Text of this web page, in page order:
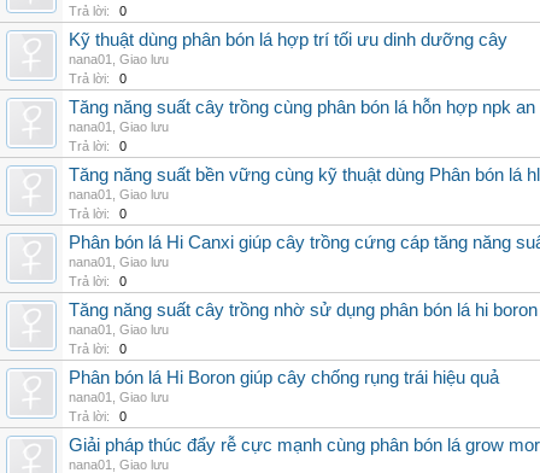
Trả lời:
0
Kỹ thuật dùng phân bón lá hợp trí tối ưu dinh dưỡng cây
nana01
Giao lưu
Trả lời:
0
Tăng năng suất cây trồng cùng phân bón lá hỗn hợp npk an
nana01
Giao lưu
Trả lời:
0
Tăng năng suất bền vững cùng kỹ thuật dùng Phân bón lá
nana01
Giao lưu
Trả lời:
0
Phân bón lá Hi Canxi giúp cây trồng cứng cáp tăng năng
nana01
Giao lưu
Trả lời:
0
Tăng năng suất cây trồng nhờ sử dụng phân bón lá hi
nana01
Giao lưu
Trả lời:
0
Phân bón lá Hi Boron giúp cây chống rụng trái hiệu quả
nana01
Giao lưu
Trả lời:
0
Giải pháp thúc đẩy rễ cực mạnh cùng phân bón lá grow
nana01
Giao lưu